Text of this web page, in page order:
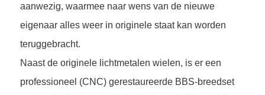
aanwezig, waarmee naar wens van de nieuwe
eigenaar alles weer in originele staat kan worden
teruggebracht.
Naast de originele lichtmetalen wielen, is er een
professioneel (CNC) gerestaureerde BBS-breedset